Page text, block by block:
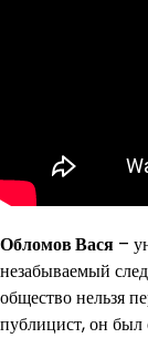
Обломов Вася –
незабываемый
общество нельзя
публицист, он